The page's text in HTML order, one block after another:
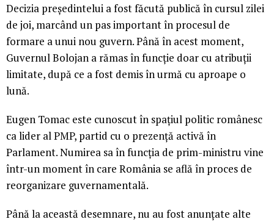
Decizia președintelui a fost făcută publică în cursul zilei
de joi, marcând un pas important în procesul de
formare a unui nou guvern. Până în acest moment,
Guvernul Bolojan a rămas în funcție doar cu atribuții
limitate, după ce a fost demis în urmă cu aproape o
lună.
Eugen Tomac este cunoscut în spațiul politic românesc
ca lider al PMP, partid cu o prezență activă în
Parlament. Numirea sa în funcția de prim-ministru vine
într-un moment în care România se află în proces de
reorganizare guvernamentală.
Până la această desemnare, nu au fost anunțate alte